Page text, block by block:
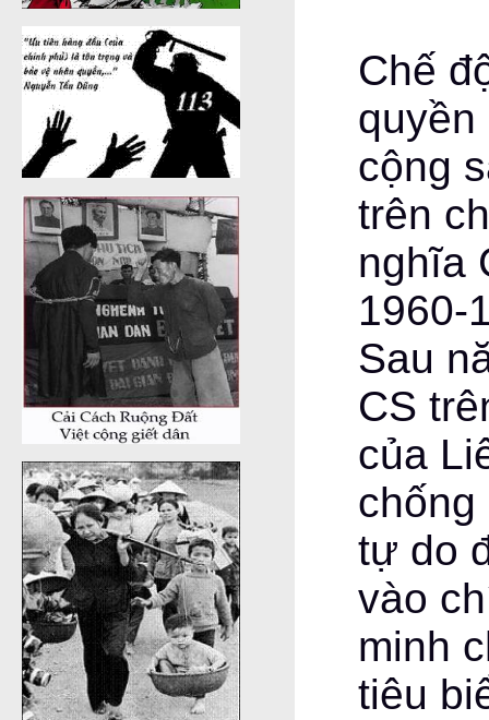
Chế
quyền
cộng
trên
nghĩa
1960-
Sau
CS
của
tự do
vào
minh
tiêu